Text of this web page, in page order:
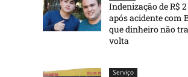
Indenização de R$
após acidente com
que dinheiro não
volta
Serviço